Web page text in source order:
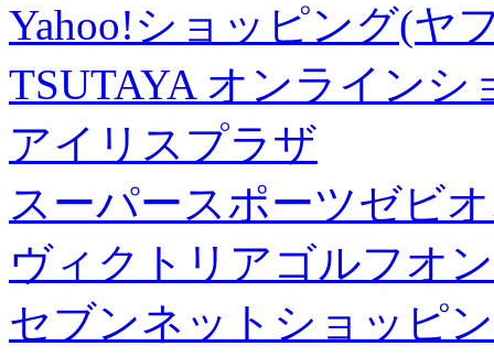
Yahoo!ショッピング(ヤ
TSUTAYA オンラインシ
アイリスプラザ
スーパースポーツゼビ
ヴィクトリアゴルフオ
セブンネットショッピ